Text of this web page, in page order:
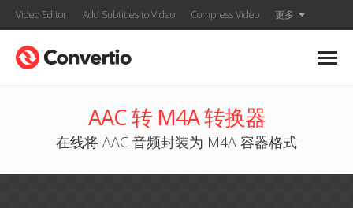
Video Editor Add Subtitles to Video Compress Video 更多
AAC 转 M4A 转换器
在线将 AAC 音频封装为 M4A 容器格式